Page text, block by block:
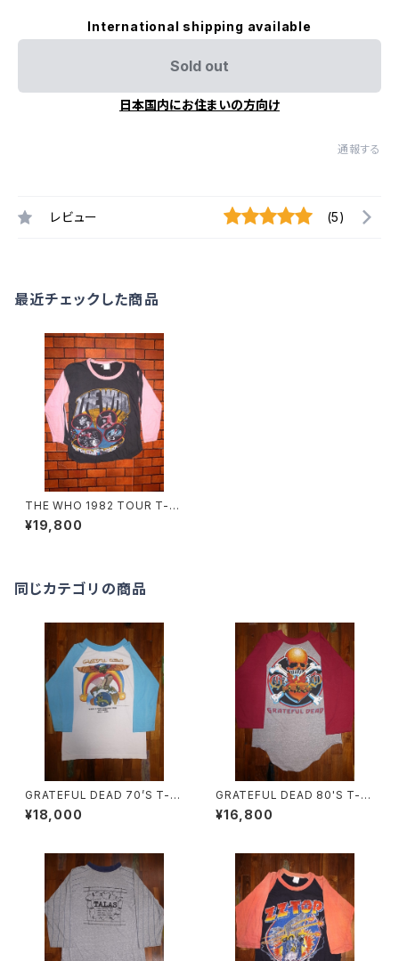
International shipping available
Sold out
日本国内にお住まいの方向け
通報する
レビュー (5)
最近チェックした商品
THE WHO 1982 TOUR T-S
HIRTS （Rare Ver.）
¥19,800
同じカテゴリの商品
GRATEFUL DEAD 70’S T-S
HIRTS
¥18,000
GRATEFUL DEAD 80'S T-S
HIRTS
¥16,800